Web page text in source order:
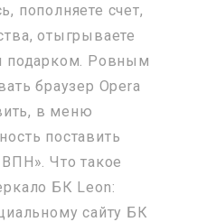
пополняете счет,
отыгрываете
подарком. Ровным
браузер Opera
в меню
поставить
Что такое
БК Leon:
сайту БК